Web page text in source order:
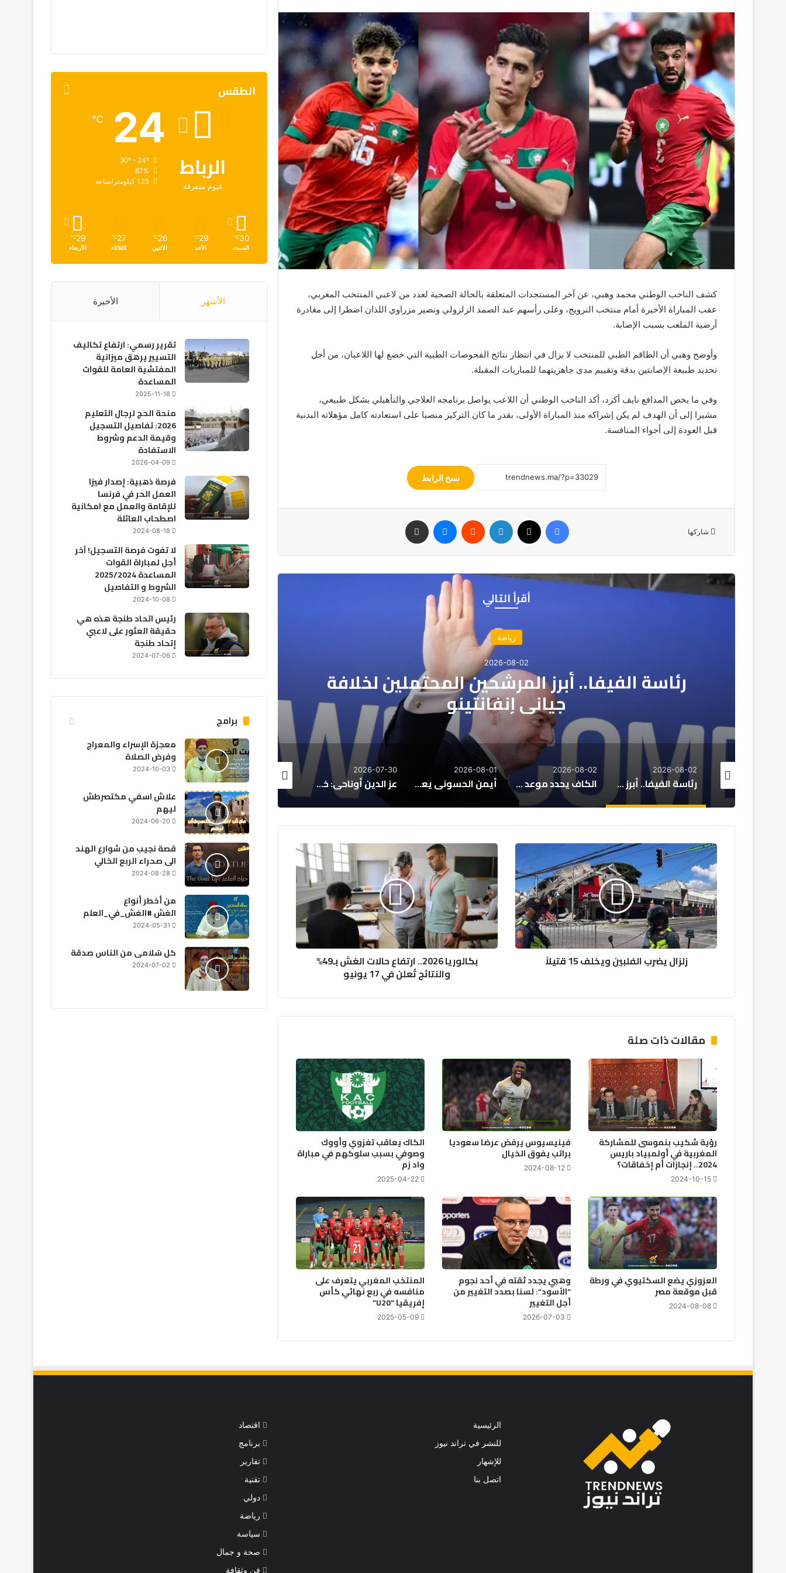
كشف الناخب الوطني محمد وهبي، عن آخر المستجدات المتعلقة بالحالة الصحية لعدد من لاعبي المنتخب المغربي،
عقب المباراة الأخيرة أمام منتخب النرويج، وعلى رأسهم عبد الصمد الزلزولي ونصير مزراوي اللذان اضطرا إلى مغادرة
أرضية الملعب بسبب الإصابة.
وأوضح وهبي أن الطاقم الطبي للمنتخب لا يزال في انتظار نتائج الفحوصات الطبية التي خضع لها اللاعبان، من أجل
تحديد طبيعة الإصابتين بدقة وتقييم مدى جاهزيتهما للمباريات المقبلة.
وفي ما يخص المدافع نايف أكرد، أكد الناخب الوطني أن اللاعب يواصل برنامجه العلاجي والتأهيلي بشكل طبيعي،
مشيرا إلى أن الهدف لم يكن إشراكه منذ المباراة الأولى، بقدر ما كان التركيز منصبا على استعادته كامل مؤهلاته البدنية
قبل العودة إلى أجواء المنافسة.
نسخ الرابط
شاركها
فيسبوك لينكدإن ماسنجر
أقرأ التالي
رياضة
2026-08-02
رئاسة الفيفا.. أبرز المرشحين المحتملين لخلافة
جياني إنفانتينو
الكاف يحدد موعد قرعة دوري
الكونفدرالية
مع اقتراب نهاية ولاية موتسيبي.. لقجع أبرز المرشحين لرئاسة “الكاف”
2026-08-02
رئاسة الفيفا.. أبرز المرشحين المحتملين لخلافة جياني إنفانتينو
2026-08-02
الكاف يحدد موعد قرعة دوري أبطال إفريقيا وكأس الكونفدرالية
2026-08-01
أيمن الحسوني يعود إلى الوداد الرياضي بعقد يمتد لموسم واحد
2026-07-30
عز الدين أوناحي: خطوات أخيرة نحو الاتحاد السعودي
2026-07-28
إنفانتينو يهاجم منتقدي كأس العالم: اتهامات بنشر الكراهية والروايات الزائفة
2026-07-26
زلزال
يضرب
الفلبين
ويخلف
15
قتيلاً
زلزال يضرب الفلبين ويخلف 15 قتيلاً
بكالوريا
ارتفاع
حالات
الغش
بـ49%
والنتائج
تُعلن
في
بكالوريا 2026.. ارتفاع حالات الغش بـ49%
والنتائج تُعلن في 17 يونيو
مقالات ذات صلة
رؤية شكيب بنموسى للمشاركة
المغربية في أولمبياد باريس
2024.. إنجازات أم إخفاقات؟
2024-10-15
فينيسيوس يرفض عرضا سعوديا
براتب يفوق الخيال
2024-08-12
الكاك يعاقب تغزوي وأووك
وصوفي بسبب سلوكهم في مباراة
واد زم
2025-04-22
العزوزي يضع السكتيوي في ورطة
قبل موقعة مصر
2024-08-08
وهبي يجدد ثقته في أحد نجوم
“الأسود”: لسنا بصدد التغيير من
أجل التغيير
2026-07-03
المنتخب المغربي يتعرف على
منافسه في ربع نهائي كأس
إفريقيا “U20”
2025-05-09
الطقس
الرباط
غيوم متفرقة
24
℃
87%
1.25 كيلومتر/ساعة
30
℃
السبت
29
℃
الأحد
26
℃
الأثنين
27
℃
الثلاثاء
29
℃
الأربعاء
الأشهر الأخيرة
تقرير رسمي: ارتفاع تكاليف
التسيير يرهق ميزانية
المفتشية العامة للقوات
المساعدة
2025-11-18
منحة الحج لرجال التعليم
2026: تفاصيل التسجيل
وقيمة الدعم وشروط
الاستفادة
2026-04-09
فرصة ذهبية: إصدار فيزا
العمل الحر في فرنسا
للإقامة والعمل مع امكانية
اصطحاب العائلة
2024-08-18
لا تفوت فرصة التسجيل! آخر
أجل لمباراة القوات
المساعدة 2025/2024
الشروط و التفاصيل
2024-10-08
رئيس اتحاد طنجة هذه هي
حقيقة العثور على لاعبي
إتحاد طنجة
2024-07-06
برامج
معجزة الإسراء والمعراج
وفرض الصلاة
2024-10-03
علاش اسفي مكتصرطش
ليهم
2024-06-20
قصة نجيب من شوارع الهند
الى صحراء الربع الخالي
2024-08-28
من أخطر أنواع
الغش #الغش_في_العلم
2024-05-31
كل سُلامى من الناس صدقة
2024-07-02
الرئيسية
للنشر في تراند نيوز
للإشهار
اتصل بنا
اقتصاد
برنامج
تقارير
تقنية
دولي
رياضة
سياسة
صحة و جمال
فن وثقافة